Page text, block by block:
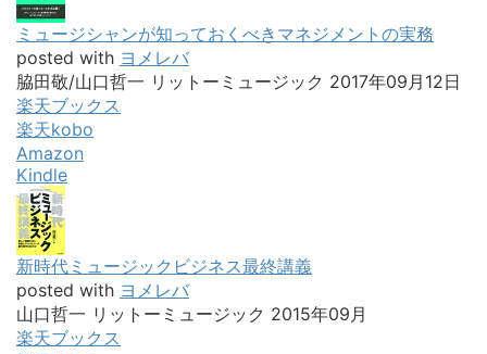
ミュージシャンが知っておくべきマネジメントの実務
posted with ヨメレバ
脇田敬/山口哲一 リットーミュージック 2017年09月12日
楽天ブックス
楽天kobo
Amazon
Kindle
新時代ミュージックビジネス最終講義
posted with ヨメレバ
山口哲一 リットーミュージック 2015年09月
楽天ブックス